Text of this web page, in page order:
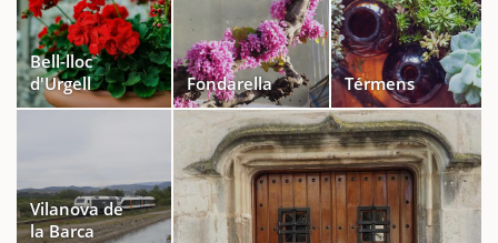
Bell-lloc
d'Urgell
Fondarella Térmens
Vilanova de
la Barca